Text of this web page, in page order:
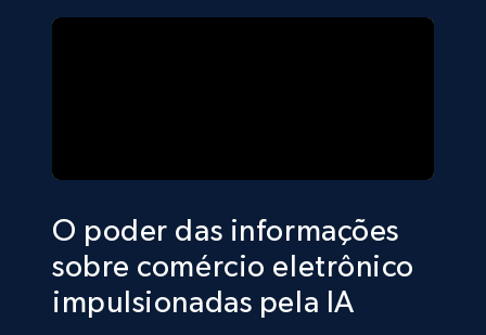
O poder das informações
sobre comércio eletrônico
impulsionadas pela IA